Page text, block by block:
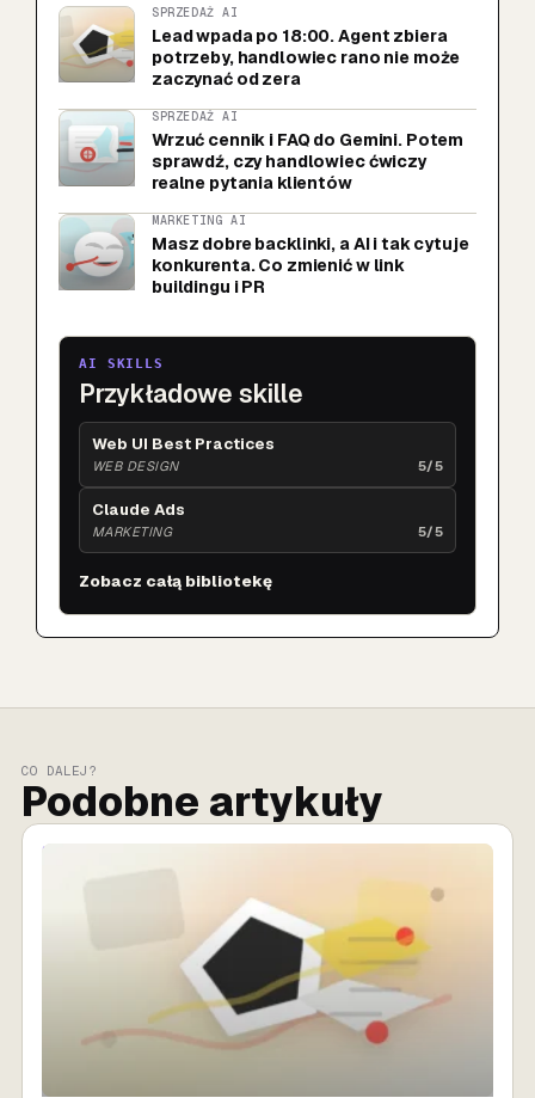
SPRZEDAŻ AI
Lead wpada po 18:00. Agent zbiera
potrzeby, handlowiec rano nie może
zaczynać od zera
SPRZEDAŻ AI
Wrzuć cennik i FAQ do Gemini. Potem
sprawdź, czy handlowiec ćwiczy
realne pytania klientów
MARKETING AI
Masz dobre backlinki, a AI i tak cytuje
konkurenta. Co zmienić w link
buildingu i PR
AI SKILLS
Przykładowe skille
Web UI Best Practices
WEB DESIGN 5/5
Claude Ads
MARKETING 5/5
Zobacz całą bibliotekę
CO DALEJ?
Podobne artykuły
SPRZEDAŻ AI